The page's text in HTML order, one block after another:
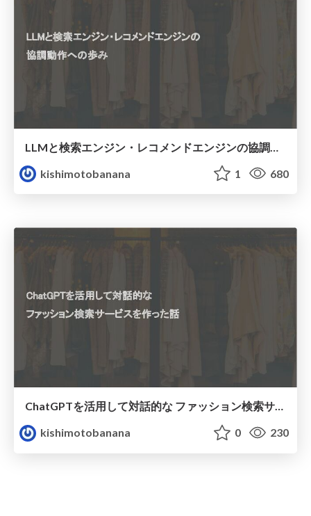
kishimotobanana
1 680
ChatGPTを活用して対話的な ファッション検索サービスを作った話
kishimotobanana
0 230